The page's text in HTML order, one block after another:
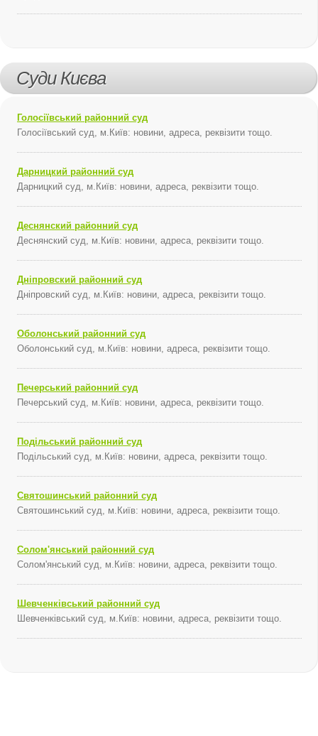
Суди Києва
Голосіївський районний суд
Голосіївський суд, м.Київ: новини, адреса, реквізити тощо.
Дарницкий районний суд
Дарницкий суд, м.Київ: новини, адреса, реквізити тощо.
Деснянский районний суд
Деснянский суд, м.Київ: новини, адреса, реквізити тощо.
Дніпровский районний суд
Дніпровский суд, м.Київ: новини, адреса, реквізити тощо.
Оболонський районний суд
Оболонський суд, м.Київ: новини, адреса, реквізити тощо.
Печерський районний суд
Печерський суд, м.Київ: новини, адреса, реквізити тощо.
Подільський районний суд
Подільський суд, м.Київ: новини, адреса, реквізити тощо.
Святошинський районний суд
Святошинський суд, м.Київ: новини, адреса, реквізити тощо.
Солом'янський районний суд
Солом'янський суд, м.Київ: новини, адреса, реквізити тощо.
Шевченківський районний суд
Шевченківський суд, м.Київ: новини, адреса, реквізити тощо.